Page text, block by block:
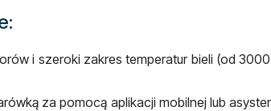
i szeroki zakres temperatur bieli (od
za pomocą aplikacji mobilnej lub